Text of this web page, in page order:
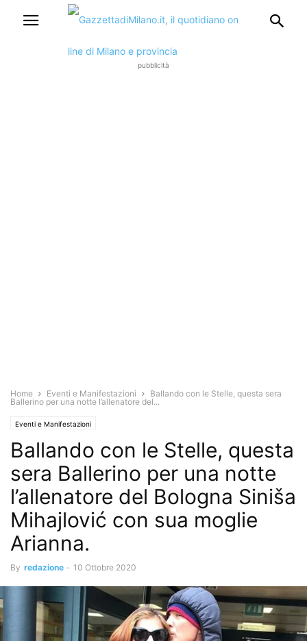
pubblicità
Home Eventi e Manifestazioni
Ballando con le Stelle, questa sera
Ballerino per una notte l’allenatore del...
Eventi e Manifestazioni
Ballando con le Stelle, questa
sera Ballerino per una notte
l’allenatore del Bologna Siniša
Mihajlović con sua moglie
Arianna.
By redazione - 10 Ottobre 2020